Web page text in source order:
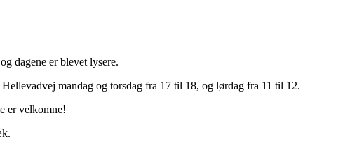
dagene er blevet lysere.
mandag og torsdag fra 17 til 18, og lørdag fra 11 til 12.
er velkomne!